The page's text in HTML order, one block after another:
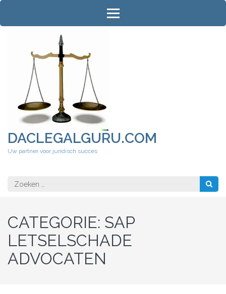
Ga
inhoud
DACLEGALGURU.COM
Uw partner voor juridisch succes
Zoeken
naar:
CATEGORIE: SAP
LETSELSCHADE
ADVOCATEN